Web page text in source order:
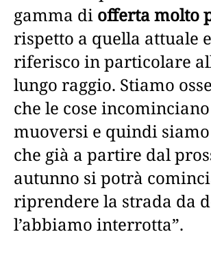
gamma di offerta molto
rispetto a quella attuale
riferisco in particolare
lungo raggio. Stiamo
che le cose
muoversi e quindi
che già a partire dal
autunno si potrà
riprendere la strada da
l’abbiamo interrotta”.